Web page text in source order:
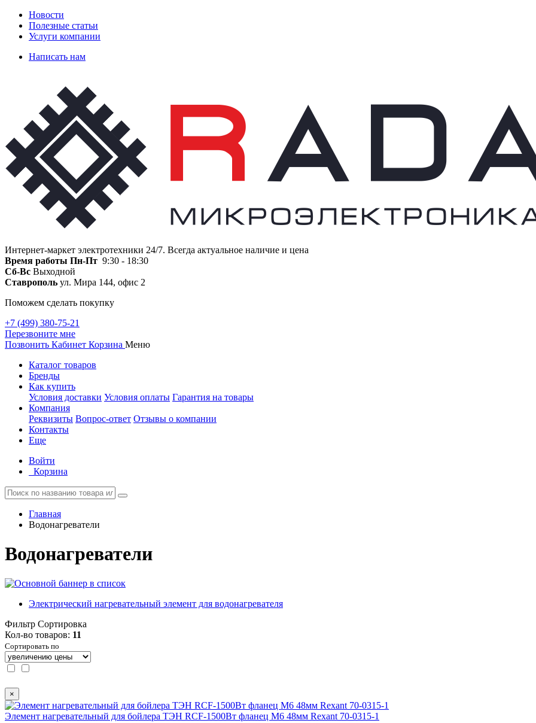
Новости
Полезные статьи
Услуги компании
Написать нам
Интернет-маркет электротехники 24/7. Всегда актуальное наличие и цена
Время работы Пн-Пт 9:30 - 18:30
Сб-Вс Выходной
Ставрополь ул. Мира 144, офис 2
Поможем сделать покупку
+7 (499) 380-75-21
Перезвоните мне
Позвонить Кабинет Корзина Меню
Каталог товаров
Бренды
Как купить
Условия доставки Условия оплаты Гарантия на товары
Компания
Реквизиты Вопрос-ответ Отзывы о компании
Контакты
Еще
Войти
Корзина
Главная
Водонагреватели
Водонагреватели
Электрический нагревательный элемент для водонагревателя
Фильтр Сортировка
Кол-во товаров: 11
Сортировать по
×
Элемент нагревательный для бойлера ТЭН RCF-1500Вт фланец М6 48мм Rexant 70-0315-1